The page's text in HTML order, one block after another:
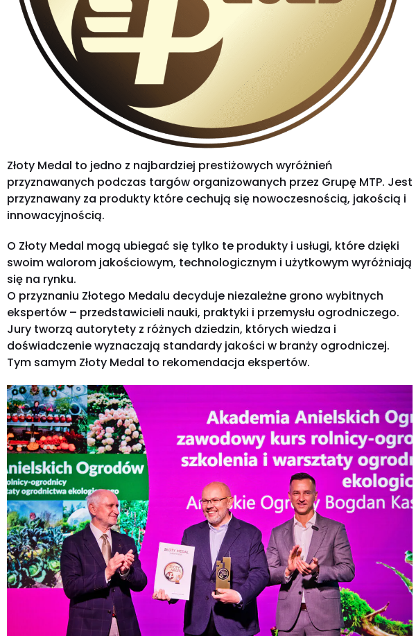
Złoty Medal to jedno z najbardziej prestiżowych wyróżnień
przyznawanych podczas targów organizowanych przez Grupę MTP. Jest
przyznawany za produkty które cechują się nowoczesnością, jakością i
innowacyjnością.
O Złoty Medal mogą ubiegać się tylko te produkty i usługi, które dzięki
swoim walorom jakościowym, technologicznym i użytkowym wyróżniają
się na rynku.
O przyznaniu Złotego Medalu decyduje niezależne grono wybitnych
ekspertów – przedstawicieli nauki, praktyki i przemysłu ogrodniczego.
Jury tworzą autorytety z różnych dziedzin, których wiedza i
doświadczenie wyznaczają standardy jakości w branży ogrodniczej.
Tym samym Złoty Medal to rekomendacja ekspertów.